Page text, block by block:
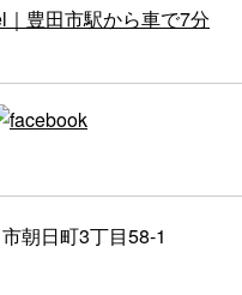
朝日町3丁目58-1